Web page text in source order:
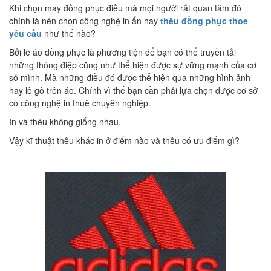
Khi chọn may đồng phục điều mà mọi người rất quan tâm đó
chính là nên chọn công nghệ in ấn hay thêu đồng phục thoe
yêu cầu như thế nào?
Bởi lẽ áo đồng phục là phương tiện để bạn có thể truyền tải
những thông điệp cũng như thể hiện được sự vững mạnh của cơ
sở mình. Mà những điều đó được thể hiện qua những hình ảnh
hay lô gô trên áo. Chính vì thế bạn cần phải lựa chọn được cơ sở
có công nghệ in thuê chuyên nghiệp.
In và thêu không giống nhau.
Vậy kĩ thuật thêu khác in ở điểm nào và thêu có ưu điểm gì?